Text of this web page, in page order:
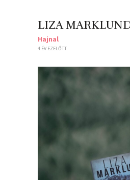
LIZA
Hajnal
4 ÉV EZELŐTT